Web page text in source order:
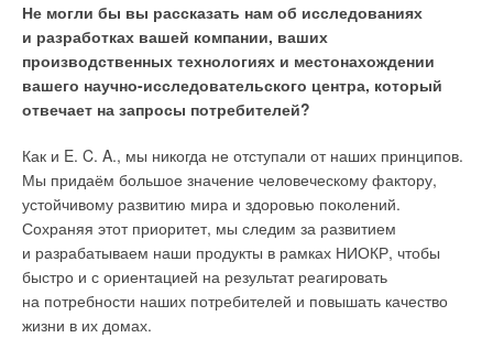
Не могли бы вы рассказать нам об исследованиях
и разработках вашей компании, ваших
производственных технологиях и местонахождении
вашего научно-исследовательского центра, который
отвечает на запросы потребителей?
Как и E. C. A., мы никогда не отступали от наших принципов.
Мы придаём большое значение человеческому фактору,
устойчивому развитию мира и здоровью поколений.
Сохраняя этот приоритет, мы следим за развитием
и разрабатываем наши продукты в рамках НИОКР, чтобы
быстро и с ориентацией на результат реагировать
на потребности наших потребителей и повышать качество
жизни в их домах.
стало лучшей оценкой действий государственных структур.
«…Методика направлена на внедрение в населённых
пунктах с числом жителей более 20 тыс. человек
эффективной системы централизованного
производство 50 % тепловой энергии из возобновляемых
источников энергии или 75% тепловой энергии,
производимой в процессе когенерации…» [3].
В публикации [3] на сайте Министерство развития городов
и территорий Украины именно эта «общеевропейская» цель
объявлена основной целью модернизации систем
централизованного теплоснабжения городов страны, прочно
года. Влажность необходимо поддерживать на уровне 40–
6 0%. Слишком сухой воздух приведёт к образованию
статического электричества и, как следствие, к выходу из
строя электроники. А слишком влажный воздух приведёт
к выпадению конденсата в помещении, что влечёт за собой
Компания «ВЕЗА», лидер вентиляционного оборудования
на постсоветском пространстве, не могла оставаться
в стороне от этой потребности отечественного рынка и в
2015 году приняла решение освоить данный вид продукции.
Понимая значимость выпускаемого климатического
оборудования, был разработан и внедрён стенд для